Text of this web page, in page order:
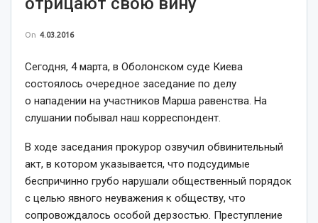
On 4.03.2016
Сегодня, 4 марта, в Оболонском суде Киева
состоялось очередное заседание по делу
о нападении на участников Марша равенства. На
слушании побывал наш корреспондент.
В ходе заседания прокурор озвучил обвинительный
акт, в котором указывается, что подсудимые
беспричинно грубо нарушали общественный порядок
с целью явного неуважения к обществу, что
сопровождалось особой дерзостью. Преступление